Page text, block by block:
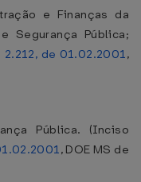
e Finanças da
Segurança Pública;
2.212, de 01.02.2001,
Pública. (Inciso
, DOE MS de